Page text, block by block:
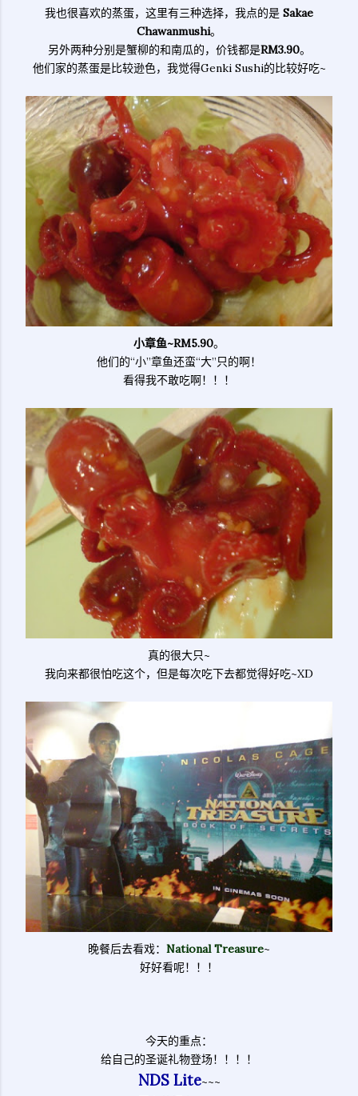
我也很喜欢的蒸蛋，这里有三种选择，我点的是 Sakae
Chawanmushi。
另外两种分别是蟹柳的和南瓜的，价钱都是RM3.90。
他们家的蒸蛋是比较逊色，我觉得Genki Sushi的比较好吃~
小章鱼~RM5.90。
他们的“小”章鱼还蛮“大”只的啊！
看得我不敢吃啊！！！
真的很大只~
我向来都很怕吃这个，但是每次吃下去都觉得好吃~XD
晚餐后去看戏： National Treasure~
好好看呢！！！
今天的重点：
给自己的圣诞礼物登场！！！！
NDS Lite~~~